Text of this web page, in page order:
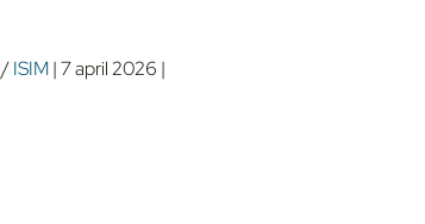
/ISIM|7 april 2026 |